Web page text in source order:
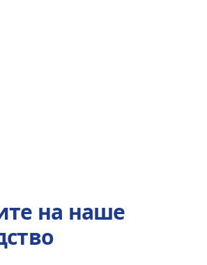
на наше